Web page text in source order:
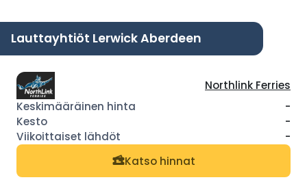
Lauttayhtiöt Lerwick Aberdeen
Northlink Ferries
-
-
-
Katso hinnat